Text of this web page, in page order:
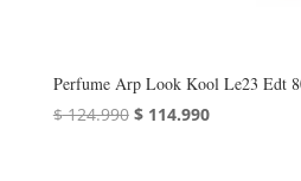
Perfume Arp Look Kool Le23 Edt
$124.990 El
$114.990El